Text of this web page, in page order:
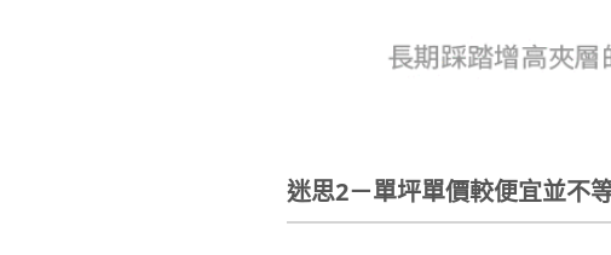
迷思2－單坪單價較便宜並不